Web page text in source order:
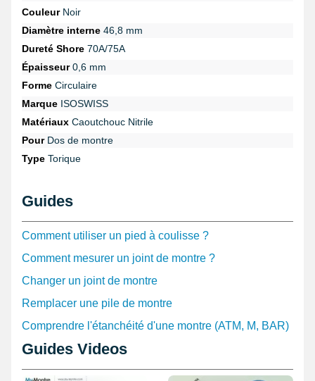
CouleurNoir
Diamètre interne 46,8 mm
Dureté Shore 70A/75A
Épaisseur0,6 mm
Forme Circulaire
Marque ISOSWISS
Matériaux Caoutchouc Nitrile
PourDos de montre
Type Torique
Guides
Comment utiliser un pied à coulisse ?
Comment mesurer un joint de montre ?
Changer un joint de montre
Remplacer une pile de montre
Comprendre l'étanchéité d'une montre (ATM, M, BAR)
Guides Videos